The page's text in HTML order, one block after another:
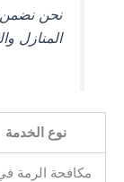
نحن نضمن
المنازل
نوع الخدمة
مكافحة الرمة